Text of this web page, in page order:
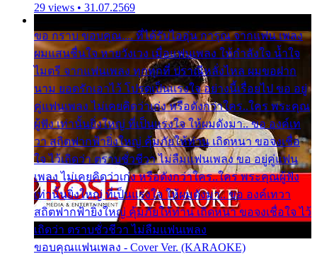
29 views • 31.07.2569
ขอ กราบ ขอบคุณ.... ที่ได้รับไออุ่น การุณ จากแฟน เพลง
ผมแสนชื่นใจ หายวังเวง เมื่อแฟนเพลง ให้กำลังใจ น้ำใจ
ไมตรี จากแฟนเพลง ทุกทุกที่ ปราณีหลั่งไหล ผมขอฝาก
นาม ยอดรักเอาไว้ โปรดเป็นแรงใจ อย่างนี้เรื่อยไป ขอ อยู่
คู่แฟนเพลง ไม่เคยคิดว่าเก่ง หรือดังกว่าใคร..ใคร พระคุณ
ผู้ฟัง เท่านั้นยิ่งใหญ่ ที่เป็นแรงใจ ให้ผมดังมา.. ขอ องค์เท
วา สถิตฟากฟ้ายิ่งใหญ่ คุ้มภัยให้ท่าน เถิดหนา ขอจงเชื่อ
ใจ ไว้เถิดว่า ตราบชั่วชีวา ไม่ลืมแฟนเพลง ขอ อยู่คู่แฟน
เพลง ไม่เคยคิดว่าเก่ง หรือดังกว่าใคร..ใคร พระคุณผู้ฟัง
เท่านั้นยิ่งใหญ่ ที่เป็นแรงใจ ให้ผมดังมา.. ขอ องค์เทวา
สถิตฟากฟ้ายิ่งใหญ่ คุ้มภัยให้ท่าน เถิดหนา ขอจงเชื่อใจ ไว้
เถิดว่า ตราบชั่วชีวา ไม่ลืมแฟนเพลง
ขอบคุณแฟนเพลง - Cover Ver. (KARAOKE)